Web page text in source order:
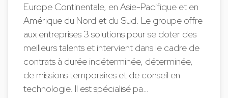
Europe Continentale, en Asie-Pacifique et en
Amérique du Nord et du Sud. Le groupe offre
aux entreprises 3 solutions pour se doter des
meilleurs talents et intervient dans le cadre de
contrats à durée indéterminée, déterminée,
de missions temporaires et de conseil en
technologie. Il est spécialisé pa…